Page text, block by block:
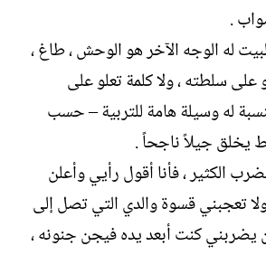
ء
.
له الوجه الآخر هو الوحش ، طاغ ،
على سلطته ، ولا كلمة تعلو على
له وسيلة هامة للتربية – حسب
يخلق جيلاً ناجحاً .
الكثير ، فأنا أقول رأيي وأعلن
تعجبني قسوة والدي التي تصل إلى
يضربني كنت أبعد يده فيجن جنونه ،